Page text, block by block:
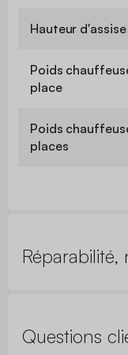
Hauteur d'assise
Poids
place
Poids
places
Questions